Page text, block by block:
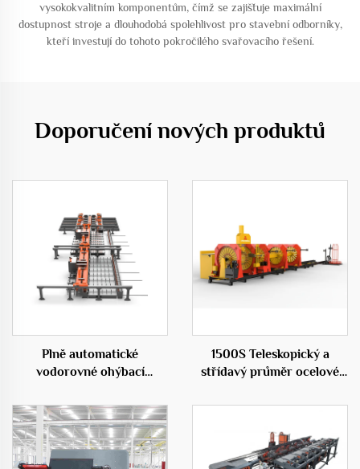
vysokokvalitním komponentům, čímž se zajišťuje maximální
dostupnost stroje a dlouhodobá spolehlivost pro stavební odborníky,
kteří investují do tohoto pokročilého svařovacího řešení.
Doporučení nových produktů
Plně automatické
vodorovné ohýbací
1500S Teleskopický a
střídavý průměr ocelové
stroj